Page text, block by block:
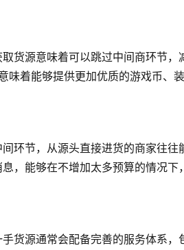
货源意味着可以跳过中间商环节
味着能够提供更加优质的游戏币、
环节，从源头直接进货的商家往
，能够在不增加太多预算的情况下
货源通常会配备完善的服务体系